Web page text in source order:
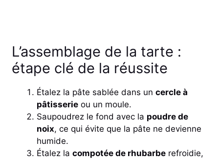
L’assemblage de la tarte :
étape clé de la réussite
Étalez la pâte sablée dans un cercle à
pâtisserie ou un moule.
Saupoudrez le fond avec la poudre de
noix, ce qui évite que la pâte ne devienne
humide.
Étalez la compotée de rhubarbe refroidie,